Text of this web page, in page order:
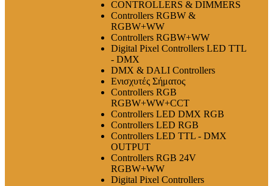
CONTROLLERS & DIMMERS
Controllers RGBW &
RGBW+WW
Controllers RGBW+WW
Digital Pixel Controllers LED TTL
- DMX
DMX & DALI Controllers
Ενισχυτές Σήματος
Controllers RGB
RGBW+WW+CCT
Controllers LED DMX RGB
Controllers LED RGB
Controllers LED TTL - DMX
OUTPUT
Controllers RGB 24V
RGBW+WW
Digital Pixel Controllers